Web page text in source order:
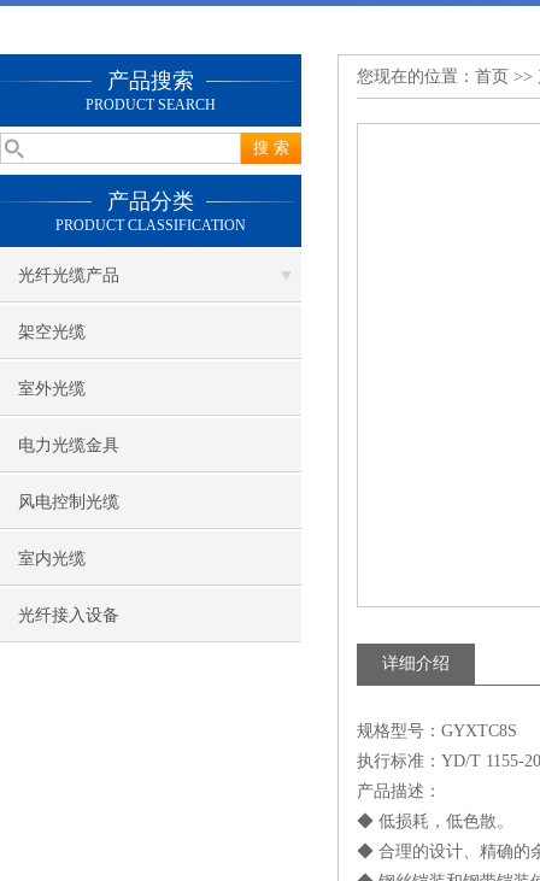
产品搜索
PRODUCT SEARCH
产品分类
PRODUCT CLASSIFICATION
光纤光缆产品
架空光缆
室外光缆
电力光缆金具
风电控制光缆
室内光缆
光纤接入设备
您现在的位置： 首页 >>
详细介绍
规格型号：GYXTC8S
执行标准：YD/T 1155-
产品描述：
◆ 低损耗，低色散。
◆ 合理的设计、精确的